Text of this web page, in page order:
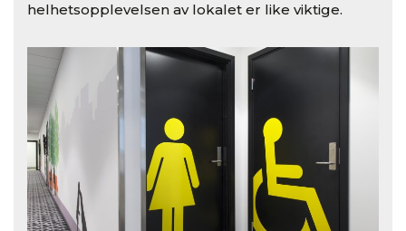
helhetsopplevelsen av lokalet er like viktige.